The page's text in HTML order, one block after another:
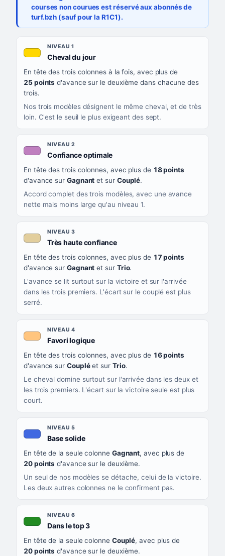
courses non courues est réservé aux abonnés de
turf.bzh (sauf pour la R1C1).
QUAND LA LIGNE PREND CETTE COULEUR
CE QUE CELA VOUS DIT
NIVEAU 1
Cheval du jour, couleur jaune or
En tête des trois colonnes à la fois, avec plus de
25 points d'avance sur le deuxième dans chacune des
trois.
Nos trois modèles désignent le même cheval, et de très
loin. C'est le seuil le plus exigeant des sept.
NIVEAU 2
Confiance optimale, couleur mauve
En tête des trois colonnes, avec plus de 18 points
d'avance sur Gagnant et sur Couplé.
Accord complet des trois modèles, avec une avance
nette mais moins large qu'au niveau 1.
NIVEAU 3
Très haute confiance, couleur beige
En tête des trois colonnes, avec plus de 17 points
d'avance sur Gagnant et sur Trio.
L'avance se lit surtout sur la victoire et sur l'arrivée
dans les trois premiers. L'écart sur le couplé est plus
serré.
NIVEAU 4
Favori logique, couleur orange clair
En tête des trois colonnes, avec plus de 16 points
d'avance sur Coupléet sur Trio.
Le cheval domine surtout sur l'arrivée dans les deux et
les trois premiers. L'écart sur la victoire seule est plus
court.
NIVEAU 5
Base solide, couleur bleu roi
En tête de la seule colonne Gagnant, avec plus de
20 points d'avance sur le deuxième.
Un seul de nos modèles se détache, celui de la victoire.
Les deux autres colonnes ne le confirment pas.
NIVEAU 6
Dans le top 3, couleur verte
En tête de la seule colonne Couplé, avec plus de
20 points d'avance sur le deuxième.